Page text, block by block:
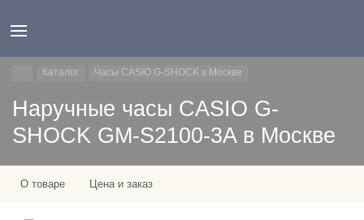
Каталог Часы CASIO G-SHOCK в Москве
Наручные часы CASIO G-
SHOCK GM-S2100-3A в Москве
О товаре Цена и заказ